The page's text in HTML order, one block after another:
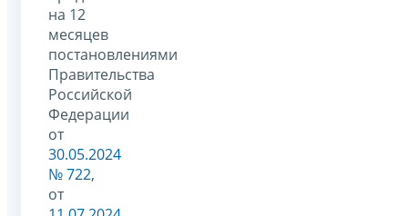
на 12
месяцев
постановлениями
Правительства
Российской
Федерации
от
30.05.2024
№ 722,
от